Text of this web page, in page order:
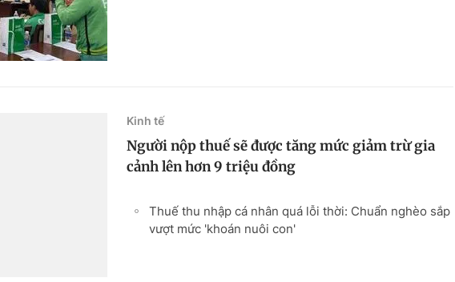
Kinh tế
Người nộp thuế sẽ được tăng mức giảm trừ gia
cảnh lên hơn 9 triệu đồng
Thuế thu nhập cá nhân quá lỗi thời: Chuẩn nghèo sắp
vượt mức 'khoán nuôi con'